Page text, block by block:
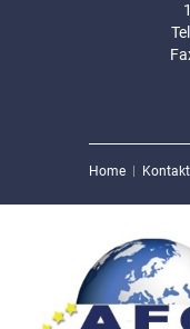
Home Kontakt